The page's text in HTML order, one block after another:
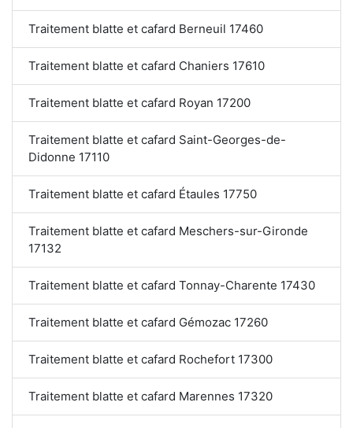
Traitement blatte et cafard Berneuil 17460
Traitement blatte et cafard Chaniers 17610
Traitement blatte et cafard Royan 17200
Traitement blatte et cafard Saint-Georges-de-
Didonne 17110
Traitement blatte et cafard Étaules 17750
Traitement blatte et cafard Meschers-sur-Gironde
17132
Traitement blatte et cafard Tonnay-Charente 17430
Traitement blatte et cafard Gémozac 17260
Traitement blatte et cafard Rochefort 17300
Traitement blatte et cafard Marennes 17320